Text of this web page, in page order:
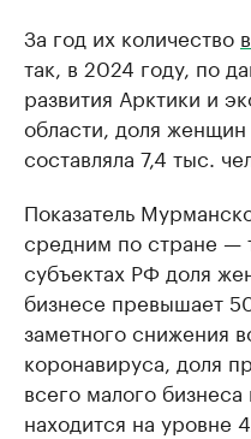
За год их количество
так, в 2024 году, по
развития Арктики и
области, доля
составляла 7,4 тыс.
Показатель
средним по стране —
субъектах РФ доля
бизнесе превышает
заметного снижения
коронавируса, доля
всего малого
находится на уровне